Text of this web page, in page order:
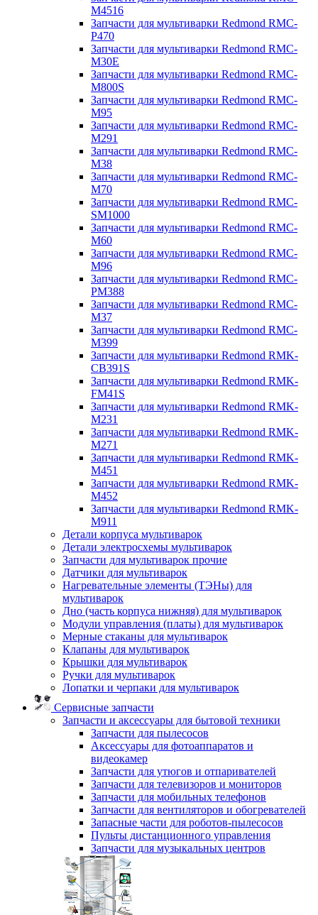
M4516
Запчасти для мультиварки Redmond RMC-
P470
Запчасти для мультиварки Redmond RMC-
M30E
Запчасти для мультиварки Redmond RMC-
M800S
Запчасти для мультиварки Redmond RMC-
M95
Запчасти для мультиварки Redmond RMC-
M291
Запчасти для мультиварки Redmond RMC-
M38
Запчасти для мультиварки Redmond RMC-
M70
Запчасти для мультиварки Redmond RMC-
SM1000
Запчасти для мультиварки Redmond RMC-
M60
Запчасти для мультиварки Redmond RMC-
M96
Запчасти для мультиварки Redmond RMC-
PM388
Запчасти для мультиварки Redmond RMC-
M37
Запчасти для мультиварки Redmond RMC-
M399
Запчасти для мультиварки Redmond RMK-
CB391S
Запчасти для мультиварки Redmond RMK-
FM41S
Запчасти для мультиварки Redmond RMK-
M231
Запчасти для мультиварки Redmond RMK-
M271
Запчасти для мультиварки Redmond RMK-
M451
Запчасти для мультиварки Redmond RMK-
M452
Запчасти для мультиварки Redmond RMK-
M911
Детали корпуса мультиварок
Детали электросхемы мультиварок
Запчасти для мультиварок прочие
Датчики для мультиварок
Нагревательные элементы (ТЭНы) для
мультиварок
Дно (часть корпуса нижняя) для мультиварок
Модули управления (платы) для мультиварок
Мерные стаканы для мультиварок
Клапаны для мультиварок
Крышки для мультиварок
Ручки для мультиварок
Лопатки и черпаки для мультиварок
Сервисные запчасти
Запчасти и аксессуары для бытовой техники
Запчасти для пылесосов
Аксессуары для фотоаппаратов и
видеокамер
Запчасти для утюгов и отпаривателей
Запчасти для телевизоров и мониторов
Запчасти для мобильных телефонов
Запчасти для вентиляторов и обогревателей
Запасные части для роботов-пылесосов
Пульты дистанционного управления
Запчасти для музыкальных центров